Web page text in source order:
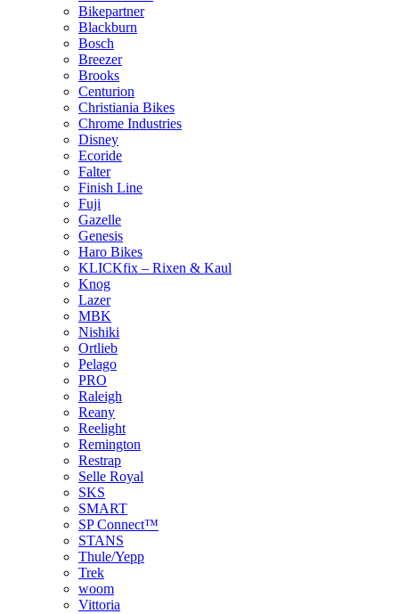
Bikepartner
Blackburn
Bosch
Breezer
Brooks
Centurion
Christiania Bikes
Chrome Industries
Disney
Ecoride
Falter
Finish Line
Fuji
Gazelle
Genesis
Haro Bikes
KLICKfix – Rixen & Kaul
Knog
Lazer
MBK
Nishiki
Ortlieb
Pelago
PRO
Raleigh
Reany
Reelight
Remington
Restrap
Selle Royal
SKS
SMART
SP Connect™
STANS
Thule/Yepp
Trek
woom
Vittoria